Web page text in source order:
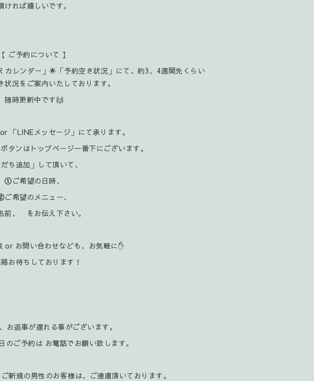
ければ嬉 しいです。
【 ご予約について 】
レンダー」🌟「予約空き状況」にて、約3、4週間先くらい
状況をご案内いたしております。
随時更新中です🙌
「LINEメッセージ」にて承ります。
タンはトップページ一番下にございます。
だち追加」して頂いて、
①ご希望の日時、
ご希望のメニュー、
前、 をお伝え下さい。
or お問い合わせなども、お気軽に✋️
お待ちしております！
お返事が遅れる事がございます。
のご予約は お電話でお願い致します。
新規の男性のお客様は、ご遠慮頂いております。